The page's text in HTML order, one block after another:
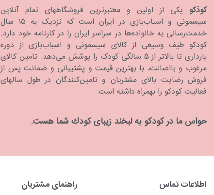
کودَکو یکی از اولین و معتبرترین فروشگاههای تمام آنلاین
سیسمونی و اسباب‌بازی در ایران است که نزدیک به ۱۵ سال
خدمت‌رسانی به خانواده‌ها در سراسر ایران را در کارنامه خود دارد.
كودكو طیف وسیعی از کالای سیسمونی و اسباب‌بازی از دوره
بارداری تا بالاتر از 5 سالگی کودک را پوشش می‌دهد. تامین کالای
مرغوب و بااصالت، با بهترین قیمت و پشتیبانی و ضمانت پس از
فروش رضایت بالای مشتریان و تامین‌کنندگان در طول سالهای
فعالیت کودکو را بهمراه داشته است.
حواس ما در كودكو به لبخند زیبای كودك شما هست.
اطلاعات تماس راهنمای مشتریان